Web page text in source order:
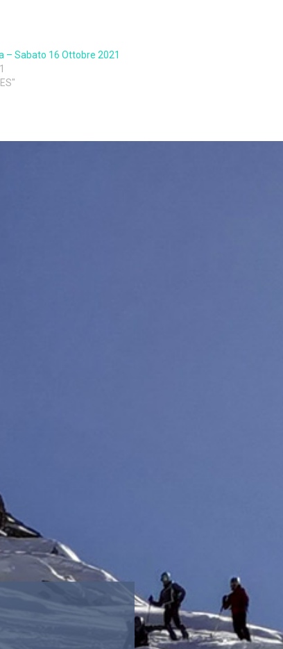
– Sabato 16 Ottobre 2021